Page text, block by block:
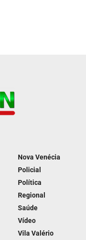
Nova Venécia
Policial
Política
Regional
Saúde
Vídeo
Vila Valério